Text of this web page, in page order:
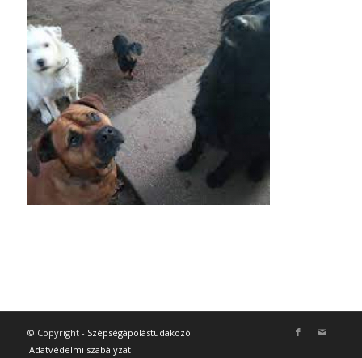
© Copyright - Szépségápolástudakozó
Adatvédelmi szabályzat